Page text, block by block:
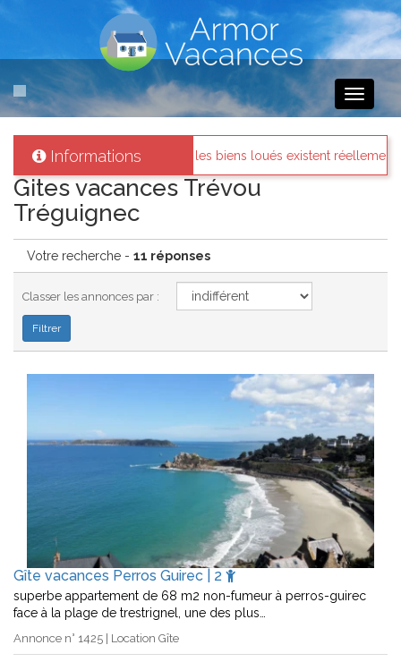
Toggle
Informations
biens loués existent réellement. Messages des
Gites vacances Trévou
Tréguignec
Votre recherche - 11 réponses
Classer les annonces par :
Gîte vacances Perros Guirec | 2
superbe appartement de 68 m2 non-fumeur à perros-guirec
face à la plage de trestrignel, une des plus…
Annonce n° 1425 | Location Gîte